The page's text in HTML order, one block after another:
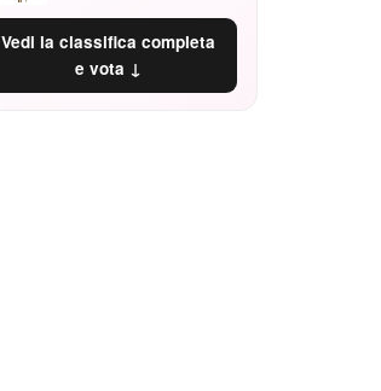
Vedi la classifica completa
e vota ↓